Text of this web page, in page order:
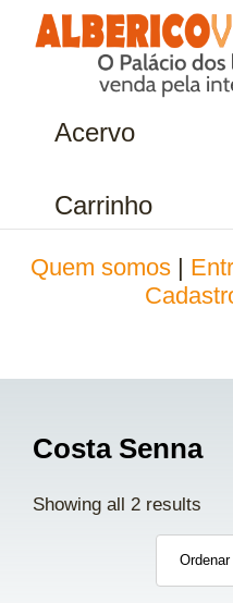
Acervo
Carrinho
Quem somos
Costa Senna
Showing all 2 results